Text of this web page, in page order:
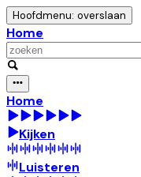
Hoofdmenu: overslaan
Home
Home
Kijken
Luisteren